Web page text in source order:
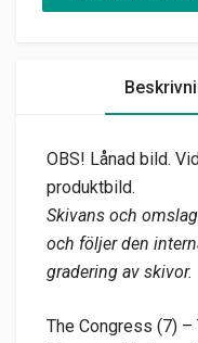
OBS! Lånad bild.
produktbild.
Skivans och
och följer den
gradering av skivor.
The Congress (7) –